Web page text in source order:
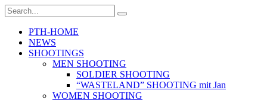
PTH-HOME
NEWS
SHOOTINGS
MEN SHOOTING
SOLDIER SHOOTING
“WASTELAND” SHOOTING mit Jan
WOMEN SHOOTING